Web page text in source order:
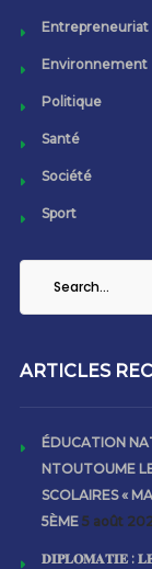
Entrepreneuriat
Environnement
Politique
Santé
Société
Sport
ARTICLES
ÉDUCATION
NTOUTOUME
SCOLAIRES «
5ÈME 5 août
𝐃𝐈𝐏𝐋𝐎𝐌𝐀𝐓𝐈𝐄 :